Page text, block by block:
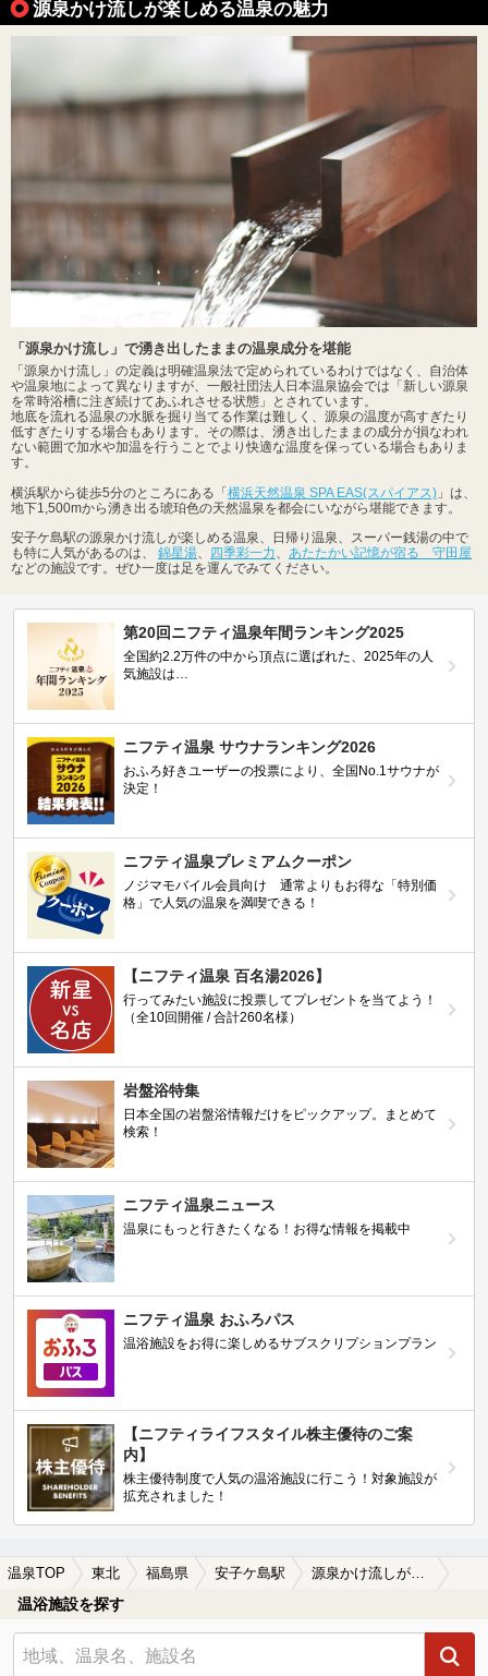
源泉かけ流しが楽しめる温泉の魅力
「源泉かけ流し」で湧き出したままの温泉成分を堪能
「源泉かけ流し」の定義は明確温泉法で定められているわけではなく、自治体
や温泉地によって異なりますが、一般社団法人日本温泉協会では「新しい源泉
を常時浴槽に注ぎ続けてあふれさせる状態」とされています。
地底を流れる温泉の水脈を掘り当てる作業は難しく、源泉の温度が高すぎたり
低すぎたりする場合もあります。その際は、湧き出したままの成分が損なわれ
ない範囲で加水や加温を行うことでより快適な温度を保っている場合もありま
す。
横浜駅から徒歩5分のところにある「 横浜天然温泉 SPA EAS(スパイアス) 」は、
地下1,500mから湧き出る琥珀色の天然温泉を都会にいながら堪能できます。
安子ケ島駅の源泉かけ流しが楽しめる温泉、日帰り温泉、スーパー銭湯の中で
も特に人気があるのは、 錦星湯、 四季彩一力、 あたたかい記憶が宿る 守田屋
などの施設です。ぜひ一度は足を運んでみてください。
第20回ニフティ温泉年間ランキング2025
全国約2.2万件の中から頂点に選ばれた、2025年の人
気施設は…
ニフティ温泉 サウナランキング2026
おふろ好きユーザーの投票により、全国No.1サウナが
決定！
ニフティ温泉プレミアムクーポン
ノジマモバイル会員向け 通常よりもお得な「特別価
格」で人気の温泉を満喫できる！
【ニフティ温泉 百名湯2026】
行ってみたい施設に投票してプレゼントを当てよう！
（全10回開催 / 合計260名様）
岩盤浴特集
日本全国の岩盤浴情報だけをピックアップ。まとめて
検索！
ニフティ温泉ニュース
温泉にもっと行きたくなる！お得な情報を掲載中
ニフティ温泉 おふろパス
温浴施設をお得に楽しめるサブスクリプションプラン
【ニフティライフスタイル株主優待のご案
内】
株主優待制度で人気の温浴施設に行こう！対象施設が
拡充されました！
温泉TOP 東北 福島県 安子ケ島駅
温浴施設を探す